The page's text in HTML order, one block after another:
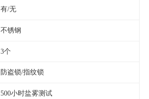
有/无
不锈钢
3个
防盗锁/指纹锁
500小时盐雾测试